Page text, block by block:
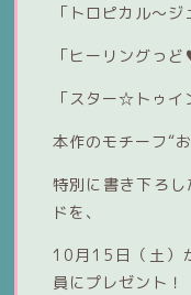
「トロピカル～ジ
「ヒーリングっ
「スター☆トゥイ
本作のモチーフ“
特別に書き下ろ
ドを、
10月15日（土）
員にプレゼント！